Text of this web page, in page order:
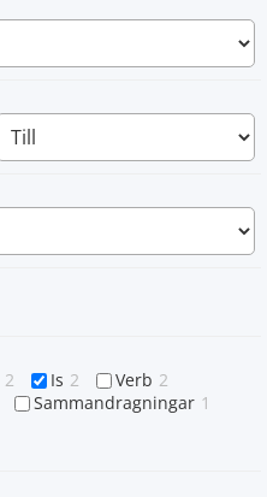
2 Is 2 Verb 2
Sammandragningar 1